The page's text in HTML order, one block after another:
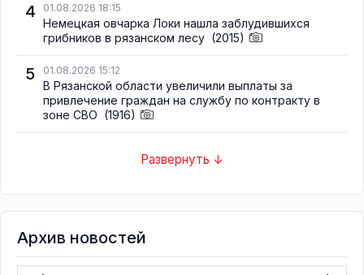
4 01.08.2026 18:15
Немецкая овчарка Локи нашла заблудившихся
грибников в рязанском лесу (2015)
5 01.08.2026 15:12
В Рязанской области увеличили выплаты за
привлечение граждан на службу по контракту в
зоне СВО (1916)
Развернуть ↓
Архив новостей